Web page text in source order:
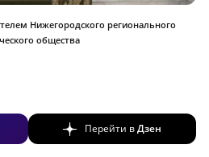
Нижегородского регионального
общества
Перейти вДзен